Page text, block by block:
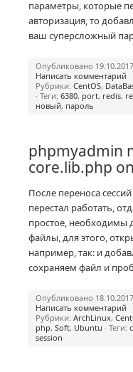
параметры, которые
авторизация, то
ваш суперсложный
Опубликовано
Написать комментарий
Рубрики: CentOS,
· Теги: 6380, port, redis,
новый, пароль
phpmyadmin
core.lib.php
После переноса
перестал работать,
простое, необходимы
файлы, для этого,
например, так: и
сохраняем файл и
Опубликовано
Написать комментарий
Рубрики: ArchLinux,
php, Soft, Ubuntu · Теги:
session